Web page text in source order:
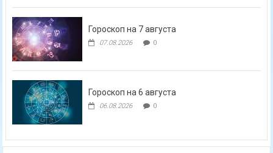
Гороскоп на 7 августа
07.08.2026 0
Гороскоп на 6 августа
06.08.2026 0